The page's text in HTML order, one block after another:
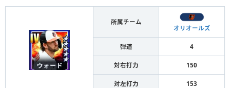
所属チーム
オリオールズ
弾道 4
対右打力 150
対左打力 153